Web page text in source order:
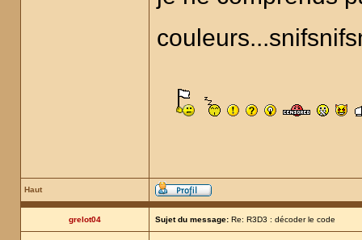
Haut
grelot04 Sujet du message: Re: R3D3 : décoder le code